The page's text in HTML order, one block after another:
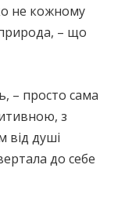
не кожному
– що
– просто сама
з
від душі
до себе